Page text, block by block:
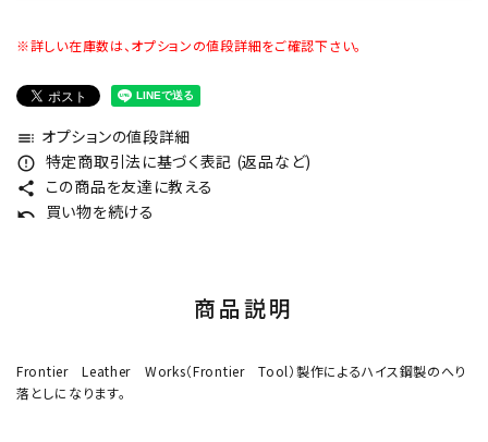
※詳しい在庫数は、オプションの値段詳細をご確認下さい。
toc オプションの値段詳細
error_outline 特定商取引法に基づく表記 (返品など)
share この商品を友達に教える
undo 買い物を続ける
商品説明
Frontier Leather Works（Frontier Tool）製作によるハイス鋼製のへり
落としになります。